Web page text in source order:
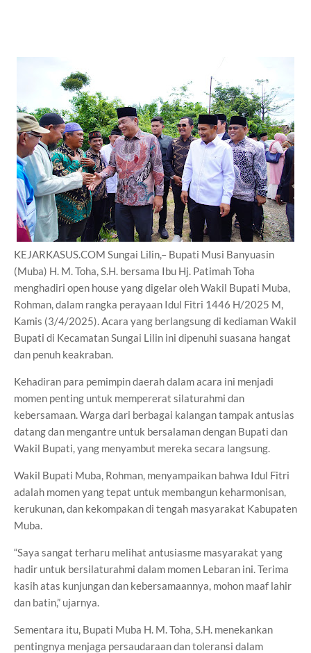
KEJARKASUS.COM Sungai Lilin,– Bupati Musi Banyuasin
(Muba) H. M. Toha, S.H. bersama Ibu Hj. Patimah Toha
menghadiri open house yang digelar oleh Wakil Bupati Muba,
Rohman, dalam rangka perayaan Idul Fitri 1446 H/2025 M,
Kamis (3/4/2025). Acara yang berlangsung di kediaman Wakil
Bupati di Kecamatan Sungai Lilin ini dipenuhi suasana hangat
dan penuh keakraban.
Kehadiran para pemimpin daerah dalam acara ini menjadi
momen penting untuk mempererat silaturahmi dan
kebersamaan. Warga dari berbagai kalangan tampak antusias
datang dan mengantre untuk bersalaman dengan Bupati dan
Wakil Bupati, yang menyambut mereka secara langsung.
Wakil Bupati Muba, Rohman, menyampaikan bahwa Idul Fitri
adalah momen yang tepat untuk membangun keharmonisan,
kerukunan, dan kekompakan di tengah masyarakat Kabupaten
Muba.
“Saya sangat terharu melihat antusiasme masyarakat yang
hadir untuk bersilaturahmi dalam momen Lebaran ini. Terima
kasih atas kunjungan dan kebersamaannya, mohon maaf lahir
dan batin,” ujarnya.
Sementara itu, Bupati Muba H. M. Toha, S.H. menekankan
pentingnya menjaga persaudaraan dan toleransi dalam